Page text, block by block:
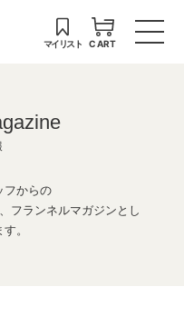
マイリスト CART
フからの
フランネルマガジンとし
。